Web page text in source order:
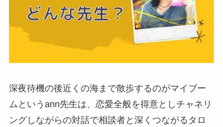
深夜待機の後近くの海まで散歩するのがマイブー
ムというann先生は、恋愛全般を得意としチャネリ
ングしながらの対話で相談者と深くつながるタロ